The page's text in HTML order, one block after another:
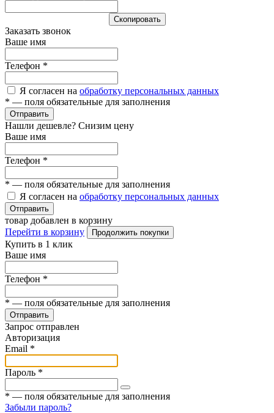
Cкопировать
Заказать звонок
Ваше имя
Телефон *
Я согласен на обработку персональных данных
* — поля обязательные для заполнения
Отправить
Нашли дешевле? Снизим цену
Ваше имя
Телефон *
* — поля обязательные для заполнения
Я согласен на обработку персональных данных
Отправить
товар добавлен в корзину
Перейти в корзину
Продолжить покупки
Купить в 1 клик
Ваше имя
Телефон *
* — поля обязательные для заполнения
Отправить
Запрос отправлен
Авторизация
Email *
Пароль *
* — поля обязательные для заполнения
Забыли пароль?